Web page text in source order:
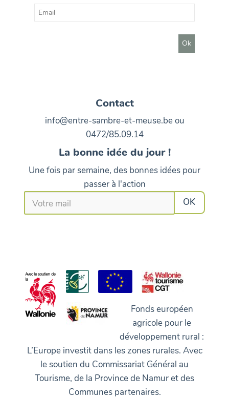
Contact
info@entre-sambre-et-meuse.be ou
0472/85.09.14
La bonne idée du jour !
Une fois par semaine, des bonnes idées pour
passer à l'action
Fonds européen
agricole pour le
développement rural :
L’Europe investit dans les zones rurales. Avec
le soutien du Commissariat Général au
Tourisme, de la Province de Namur et des
Communes partenaires.